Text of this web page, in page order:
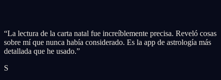
“La lectura de la carta natal fue increíblemente precisa. Reveló cosas
sobre mí que nunca había considerado. Es la app de astrología más
detallada que he usado.”
S